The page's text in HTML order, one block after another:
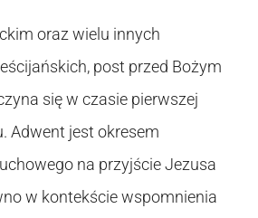
oraz wielu innych
post przed Bożym
się w czasie pierwszej
Adwent jest okresem
na przyjście Jezusa
w kontekście wspomnienia